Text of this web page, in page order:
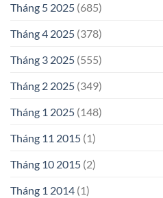
Tháng 5 2025 (685)
Tháng 4 2025 (378)
Tháng 3 2025 (555)
Tháng 2 2025 (349)
Tháng 1 2025 (148)
Tháng 11 2015 (1)
Tháng 10 2015 (2)
Tháng 1 2014 (1)